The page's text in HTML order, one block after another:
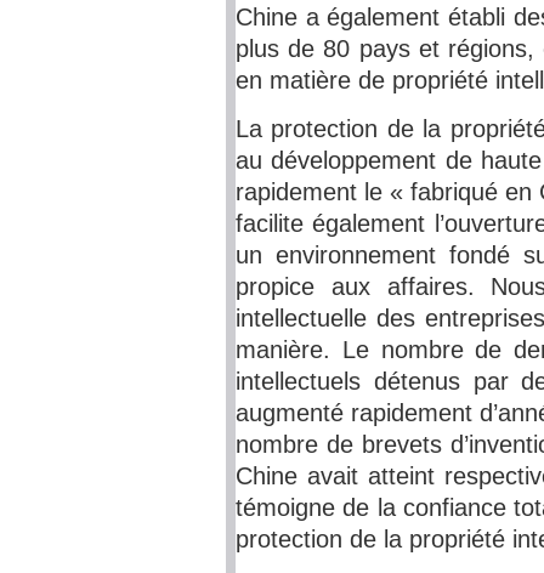
Chine a également établi
plus de 80 pays et
en matière de propriété
La protection de la
au développement de
rapidement le « fabriqué en
facilite également
un environnement fondé
propice aux affaires.
intellectuelle des
manière. Le nombre de
intellectuels détenus par
augmenté rapidement
nombre de brevets
Chine avait atteint
témoigne de la confiance
protection de la propriété